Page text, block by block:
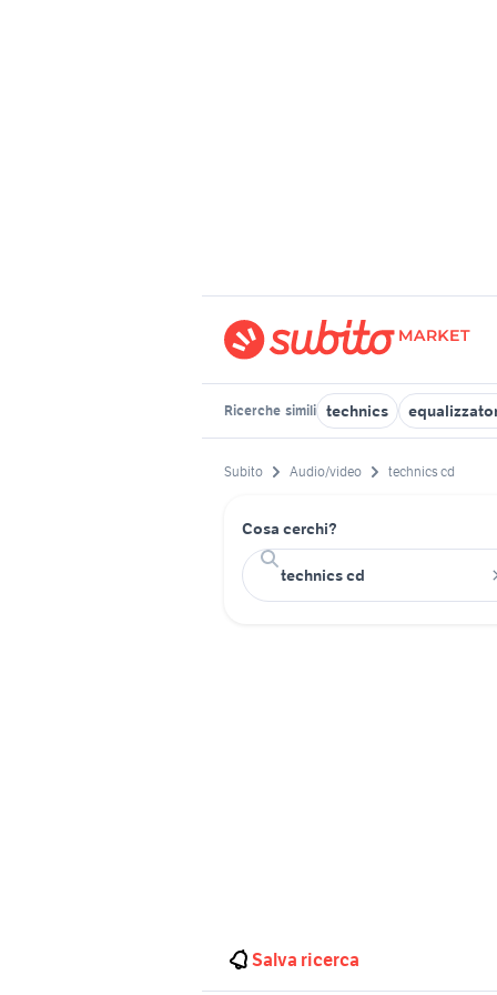
Ricerche simili technics
Subito Audio/video technics cd
Cosa cerchi?
Salva ricerca